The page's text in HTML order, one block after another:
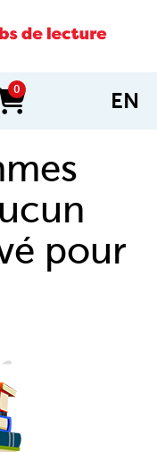
0
items in cart EN
pour